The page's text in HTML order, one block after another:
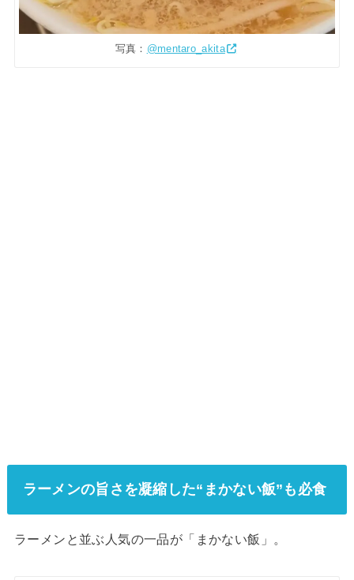
写真： @mentaro_akita
ラーメンの旨さを凝縮した“まかない飯”も必食
ラーメンと並ぶ人気の一品が「まかない飯」。